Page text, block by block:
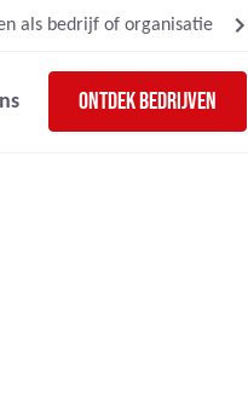
als bedrijf of organisatie
Ontdek bedrijven